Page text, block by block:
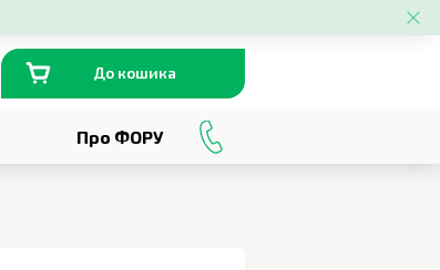
До кошика
Про ФОРУ